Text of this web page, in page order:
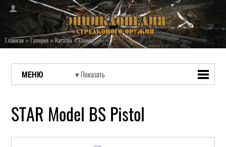
Главная»Галерея»Каталог»Схемы
МЕНЮ
STAR Model BS Pistol